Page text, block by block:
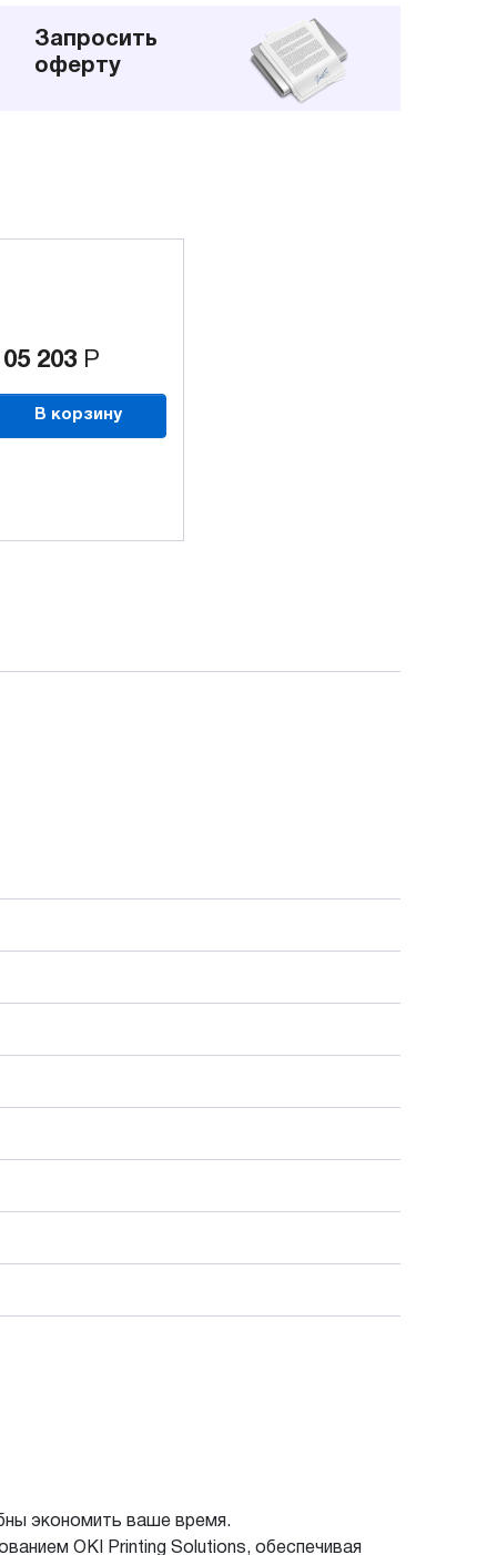
Запросить
оферту
203 Р
В корзину
экономить ваше время.
OKI Printing Solutions, обеспечивая